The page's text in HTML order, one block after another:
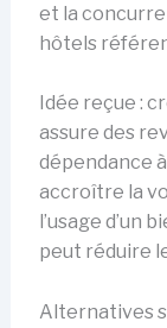
et la
hôtels
Idée reçue :
assure des
dépendance
accroître la
l’usage d’un
peut réduire
Alternatives